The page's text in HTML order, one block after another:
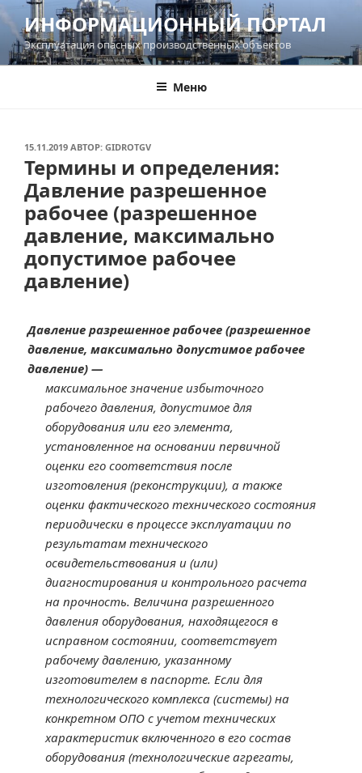
Перейти
содержимому
ИНФОРМАЦИОННЫЙ ПОРТАЛ
Эксплуатация опасных производственных объектов
Меню
ОПУБЛИКОВАНО
15.11.2019 АВТОР: GIDROTGV
Термины и определения:
Давление разрешенное
рабочее (разрешенное
давление, максимально
допустимое рабочее
давление)
Давление разрешенное рабочее (разрешенное
давление, максимально допустимое рабочее
давление) —
максимальное значение избыточного
рабочего давления, допустимое для
оборудования или его элемента,
установленное на основании первичной
оценки его соответствия после
изготовления (реконструкции), а также
оценки фактического технического состояния
периодически в процессе эксплуатации по
результатам технического
освидетельствования и (или)
диагностирования и контрольного расчета
на прочность. Величина разрешенного
давления оборудования, находящегося в
исправном состоянии, соответствует
рабочему давлению, указанному
изготовителем в паспорте. Если для
технологического комплекса (системы) на
конкретном ОПО с учетом технических
характеристик включенного в его состав
оборудования (технологические агрегаты,